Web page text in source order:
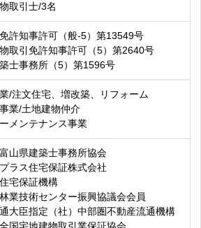
取引士/3名
許知事許可（般-5）第13549号
取引免許知事許可（5）第2640号
士事務所（5）第1596号
/注文住宅、増改築、リフォーム
業/土地建物仲介
メンテナンス事業
富山県建築士事務所協会
ラス住宅保証株式会社
住宅保証機構
業技術センター振興協議会会員
大臣指定（社）中部圏不動産流通機構